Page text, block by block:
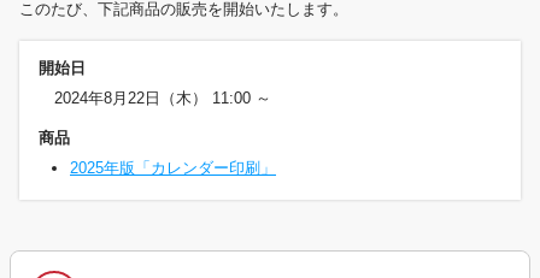
このたび、下記商品の販売を開始いたします。
開始日
2024年8月22日（木） 11:00 ～
商品
2025年版「カレンダー印刷」